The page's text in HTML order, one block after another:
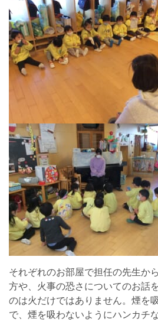
それぞれのお部屋で担任の先生か
方や、火事の恐さについてのお話
のは火だけではありません。煙を
で、煙を吸わないようにハンカチ